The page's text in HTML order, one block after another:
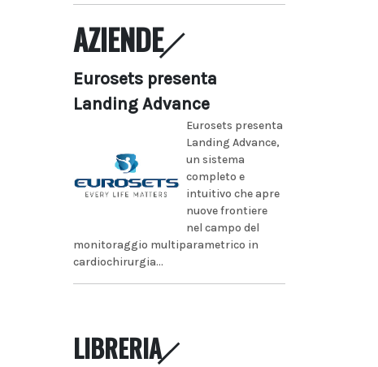
AZIENDE
Eurosets presenta
Landing Advance
Eurosets presenta
Landing Advance,
un sistema
completo e
intuitivo che apre
nuove frontiere
nel campo del
monitoraggio multiparametrico in
cardiochirurgia...
LIBRERIA